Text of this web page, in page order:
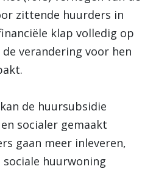
zittende huurders in
klap volledig op
verandering voor hen
de huursubsidie
socialer gemaakt
gaan meer inleveren,
sociale huurwoning